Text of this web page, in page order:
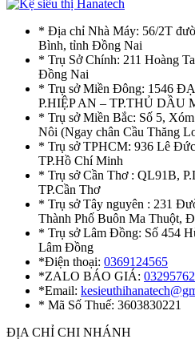
* Địa chỉ Nhà Máy: 56/2T
Bình, tỉnh Đồng Nai
* Trụ Sở Chính: 211 Hoàng
Đồng Nai
* Trụ sở Miền Đông: 1546
P.HIỆP AN – TP.THỦ DẦU
* Trụ sở Miền Bắc: Số 5,
Nôi (Ngay chân Cầu Thăng
* Trụ sở TPHCM: 936 Lê
TP.Hồ Chí Minh
* Trụ sở Cần Thơ : QL91B,
TP.Cần Thơ
* Trụ sở Tây nguyên : 231
Thành Phố Buôn Ma Thuột,
* Trụ sở Lâm Đồng: Số 454
Lâm Đồng
*Điện thoại: 0369124565
*ZALO BÁO GIÁ:
*Email:
* Mã Số Thuế: 3603830221
ĐỊA CHỈ CHI NHÁNH